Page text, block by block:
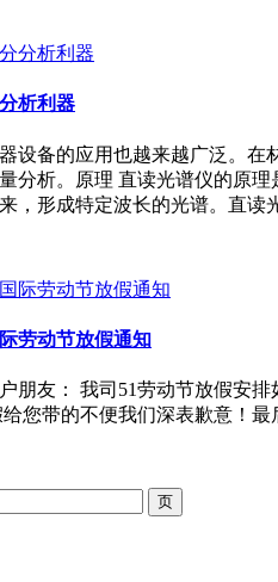
析利器
设备的应用也越来越广泛。
分析。原理 直读光谱仪的原
，形成特定波长的光谱。直读
劳动节放假通知
朋友： 我司51劳动节放假安
您带的不便我们深表歉意！最